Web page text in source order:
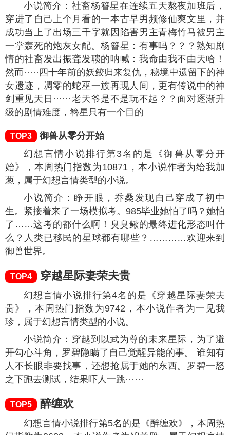
小说简介：社畜杨簪星在连续五天熬夜加班后，
穿进了自己上个月看的一本古早男频修仙爽文里，并
成功当上了出场三千字就因陷害男主青梅竹马被男主
一掌轰死的炮灰女配。杨簪星：有事吗？？？熟知剧
情的社畜发出振聋发聩的呐喊：我命由我不由天哈！
然而·····四十年前的妖鲛归来复仇，秘境中遗留下的神
女遗迹，凋零的蛇巫一族再现人间，更有传说中的神
剑重见天日······老天爷是不是玩不起？？面对逐渐升
级的剧情难度，簪星只有一个目的
TOP3 御兽从零分开始
幻想言情小说排行第3名的是《御兽从零分开
始》，本周热门指数为10871，本小说作者为给我加
葱，属于幻想言情类型的小说。
生。紧接着来了一场模拟考。985毕业她怕了吗？她怕
了……这考的都什么啊！臭臭鳅的最终进化形态叫什
么？人类已移民的星球都有哪些？…………欢迎来到